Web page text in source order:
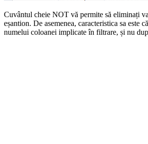
Cuvântul cheie NOT vă permite să eliminați
eșantion. De asemenea, caracteristica sa este
numelui coloanei implicate în filtrare, și nu